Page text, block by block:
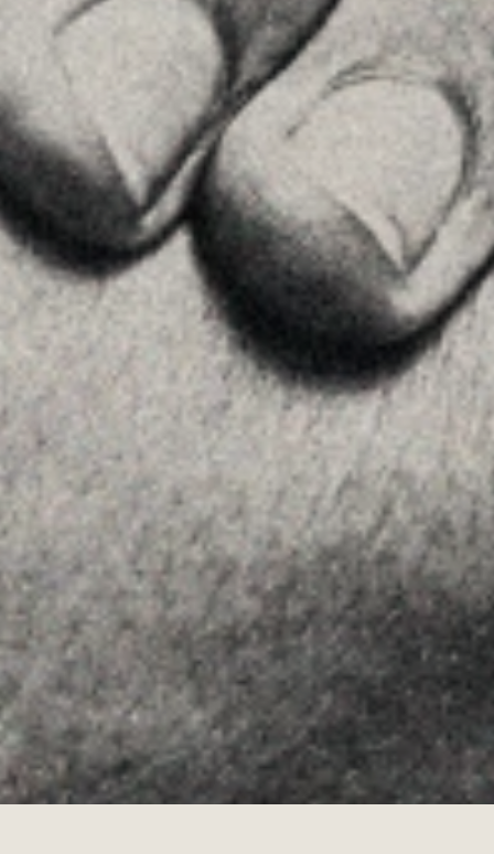
MENU
Home
About Us
Team
Advice
Insights
Contact
FOLLOW US
Linkedin
Instagram
Youtube
Allyon — Barcelona, Spain
Copyrights © 2026 LEGAL NOTICE ·
COOKIES POLICY · PRIVACY POLICY·